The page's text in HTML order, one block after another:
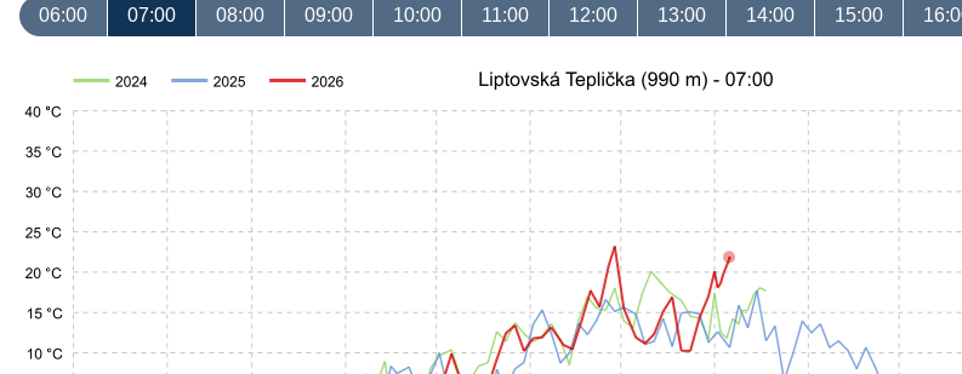
06:00 07:00 08:00 09:00 10:00 11:00 12:00 13:00 14:00 15:00